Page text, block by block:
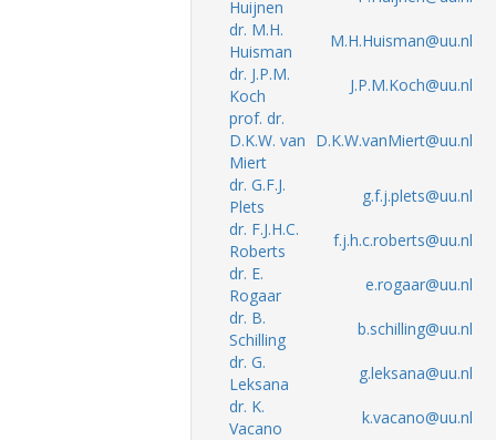
Huijnen
dr. M.H.
Huisman
M.H.Huisman@uu.nl
dr. J.P.M.
Koch
J.P.M.Koch@uu.nl
prof. dr.
D.K.W. van
Miert
D.K.W.vanMiert@uu.nl
dr. G.F.J.
Plets
g.f.j.plets@uu.nl
dr. F.J.H.C.
Roberts
f.j.h.c.roberts@uu.nl
dr. E.
Rogaar
e.rogaar@uu.nl
dr. B.
Schilling
b.schilling@uu.nl
dr. G.
Leksana
g.leksana@uu.nl
dr. K.
Vacano
k.vacano@uu.nl